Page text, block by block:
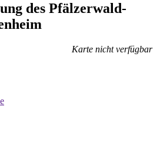
des Pfälzerwald-
Karte nicht verfügbar